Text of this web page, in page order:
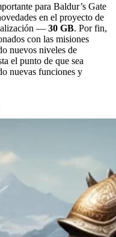
para Baldur’s Gate
en el proyecto de
— 30 GB. Por fin,
con las misiones
nuevos niveles de
el punto de que sea
nuevas funciones y